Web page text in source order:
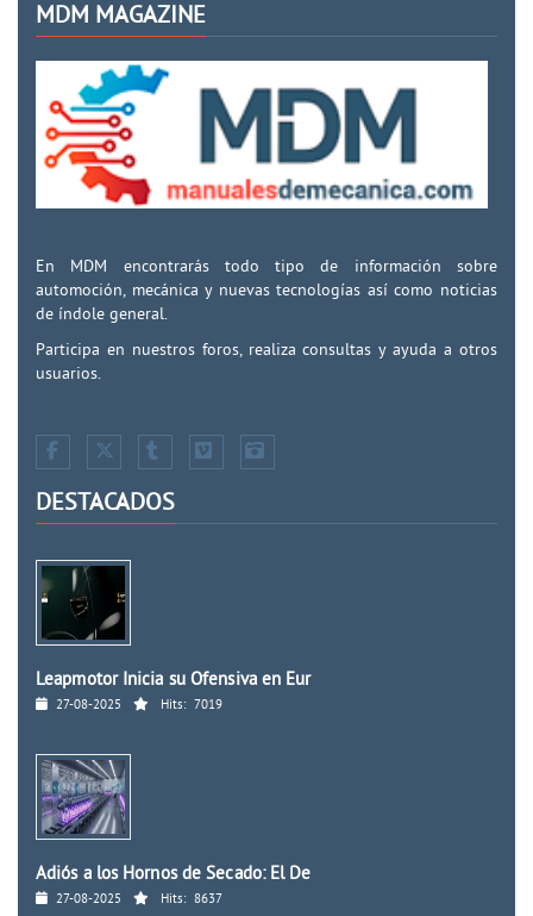
MDM MAGAZINE
En MDM encontrarás todo tipo de información sobre
automoción, mecánica y nuevas tecnologías así como noticias
de índole general.
Participa en nuestros foros, realiza consultas y ayuda a otros
usuarios.
DESTACADOS
Leapmotor Inicia su Ofensiva en Eur
27-08-2025 Hits: 7019
Adiós a los Hornos de Secado: El De
27-08-2025 Hits: 8637